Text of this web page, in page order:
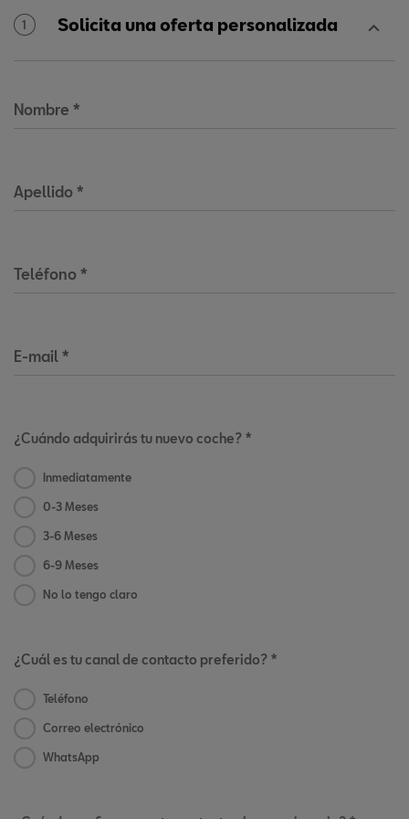
1 Solicita una oferta personalizada
Nombre *
Apellido *
Teléfono *
E-mail *
¿Cuándo adquirirás tu nuevo coche? *
Inmediatamente
0-3 Meses
3-6 Meses
6-9 Meses
No lo tengo claro
¿Cuál es tu canal de contacto preferido? *
Teléfono
Correo electrónico
WhatsApp